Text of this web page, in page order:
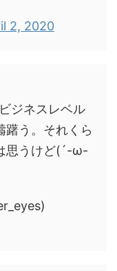
2, 2020
ジネスレベル
躇う。それくら
思うけど(´-ω-